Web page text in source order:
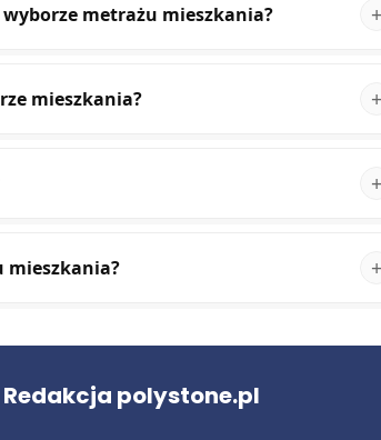
metrażu mieszkania?
mieszkania?
mieszkania?
Redakcja polystone.pl